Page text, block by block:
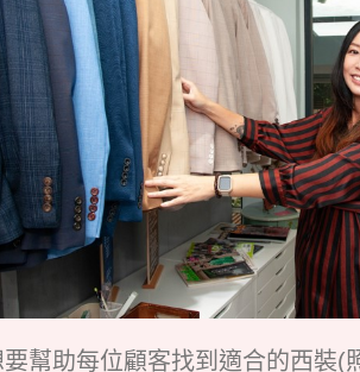
幫助每位顧客找到適合的西裝(